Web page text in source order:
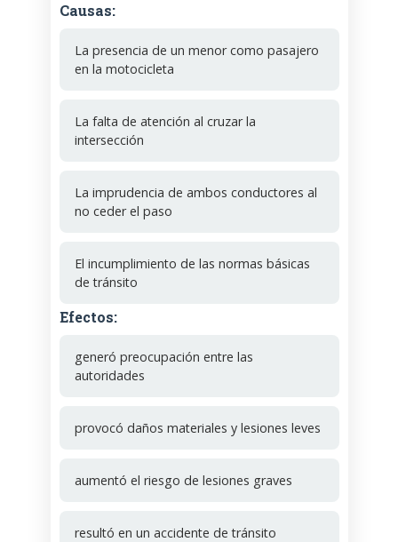
Causas:
La presencia de un menor como pasajero
en la motocicleta
La falta de atención al cruzar la
intersección
La imprudencia de ambos conductores al
no ceder el paso
El incumplimiento de las normas básicas
de tránsito
Efectos:
generó preocupación entre las
autoridades
provocó daños materiales y lesiones leves
aumentó el riesgo de lesiones graves
resultó en un accidente de tránsito